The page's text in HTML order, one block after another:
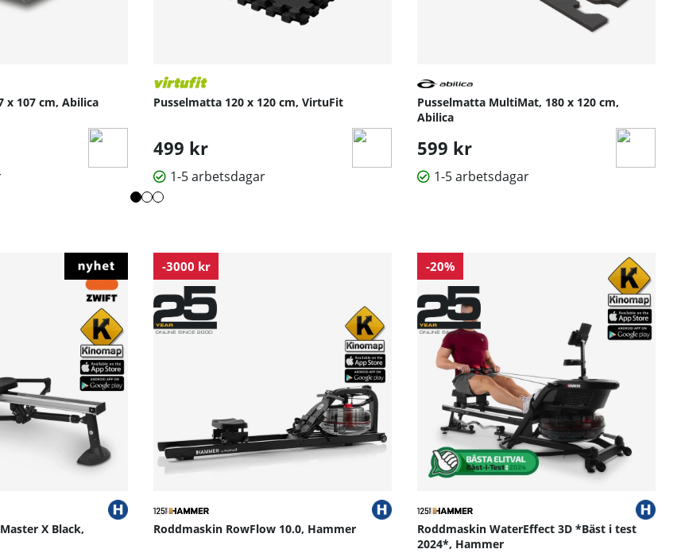
x 107 cm, Abilica Pusselmatta 120 x 120 cm, VirtuFit
499 kr
1-5 arbetsdagar
Pusselmatta MultiMat, 180 x 120 cm,
Abilica
599 kr
1-5 arbetsdagar
X Black,
-3000 kr
Roddmaskin RowFlow 10.0, Hammer
-20%
Roddmaskin WaterEffect 3D *Bäst i test
2024*, Hammer